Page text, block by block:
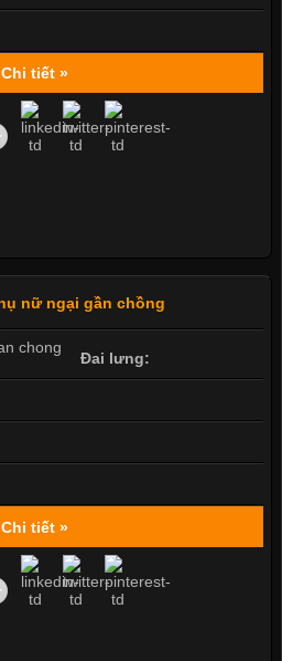
Chi tiết »
nữ ngại gần chồng
Đai lưng:
Chi tiết »